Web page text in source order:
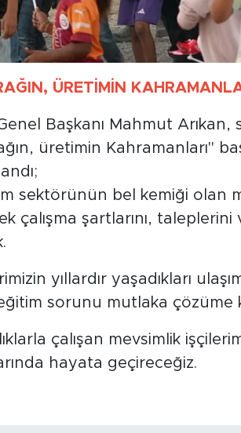
ÜRETİMİN
Başkanı Mahmut Arıkan,
üretimin Kahramanları"
sektörünün bel kemiği olan
çalışma şartlarını,
yıllardır yaşadıkları
eğitim sorunu mutlaka çözüme
çalışan mevsimlik
hayata geçireceğiz.